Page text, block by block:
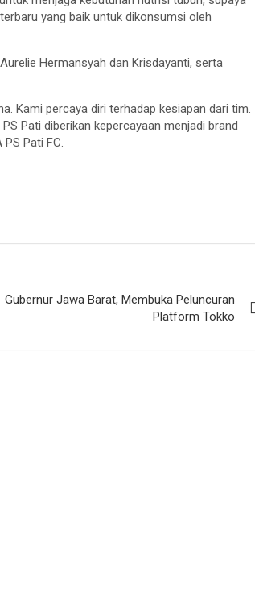
yang baik untuk dikonsumsi oleh
Hermansyah dan Krisdayanti, serta
Kami percaya diri terhadap kesiapan dari tim.
Pati diberikan kepercayaan menjadi brand
Pati FC.
Gubernur Jawa Barat, Membuka Peluncuran
Platform Tokko